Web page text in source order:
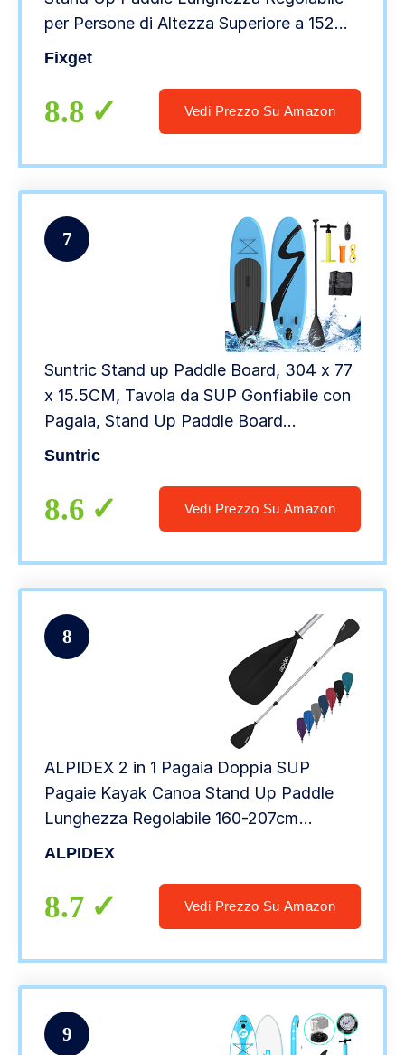
per Persone di Altezza Superiore a 152
cm, Leggero Palo in Alluminio Lama in PP
Fixget
8.8 Vedi Prezzo Su Amazon
7
Suntric Stand up Paddle Board, 304 x 77
x 15.5CM, Tavola da SUP Gonfiabile con
Pagaia, Stand Up Paddle Board
Gonfiabile con Accessori Completi,
Suntric
8.6 Vedi Prezzo Su Amazon
8
ALPIDEX 2 in 1 Pagaia Doppia SUP
Pagaie Kayak Canoa Stand Up Paddle
Lunghezza Regolabile 160-207cm
Leggero Palo Alluminio, Colore:nero
ALPIDEX
8.7 Vedi Prezzo Su Amazon
9